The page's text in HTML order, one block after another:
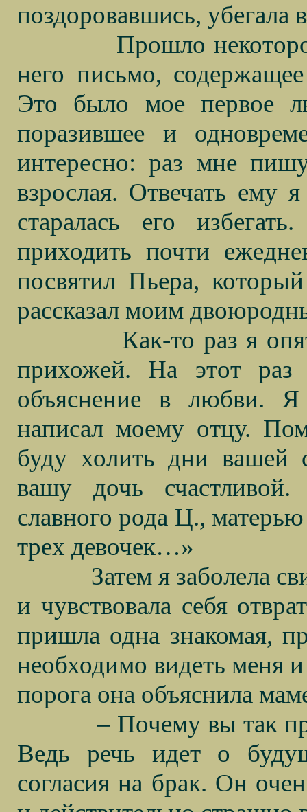
поздоровавшись, убегала
Прошло
него письмо,
Это было мое первое
поразившее и
интересно: раз мне
взрослая. Отвечать ему
старалась его
приходить почти
посвятил Пьера,
рассказал моим
Как-то раз я
прихожей. На этот
объяснение в любви.
написал моему отцу.
буду холить дни вашей
вашу дочь счастливой.
славного рода Ц.,
трех девочек…»
Затем я заболела
и чувствовала себя
пришла одна знакомая,
необходимо видеть меня
порога она объяснила
– Почему вы так
Ведь речь идет о
согласия на брак. Он